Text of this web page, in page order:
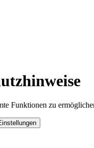
Funktionen zu